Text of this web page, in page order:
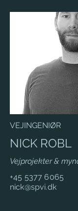
VEJINGENIØR
NICK ROBL
Vejprojekter &
+45 5377 6065
nick@spvi.dk